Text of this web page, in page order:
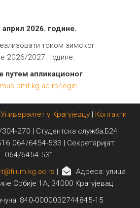
април 2026. године.
током зимског
2026/2027. године.
путем апликационог
login
Универзитет у Крагујевцу| Контакти
270 | Студентска служба:Б24
064/6454-533 | Секретаријат:
064/6454-531
|
Адреса: улица
Србије 1А, 34000 Крагујевац
840-0000032744845-15